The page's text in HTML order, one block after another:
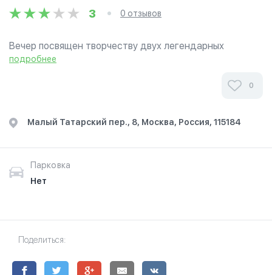
3 0 отзывов
Вечер посвящен творчеству двух легендарных
авторов татарских песен - поэта Расиха Ханнанова и
подробнее
0
Малый Татарский пер., 8, Москва, Россия, 115184
Парковка
Нет
Поделиться: